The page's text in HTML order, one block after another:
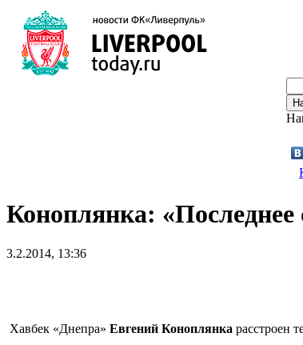
Коноплянка:
3.2.2014, 13:36
Хавбек «Днепра» Евгений Коноплянка расстроен